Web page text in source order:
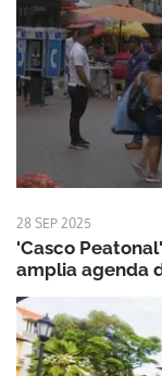
28 SEP 2025
'Casco
amplia agenda